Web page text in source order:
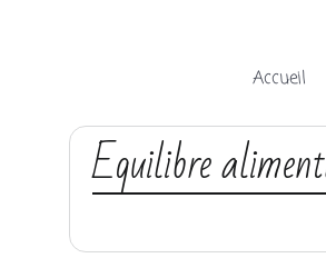
Accueil
Equilibre